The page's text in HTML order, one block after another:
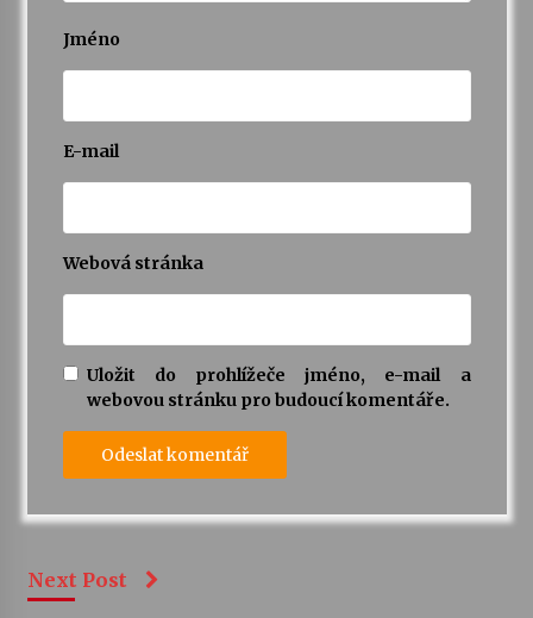
Jméno
E-mail
Webová stránka
Uložit do prohlížeče jméno, e-mail a
webovou stránku pro budoucí komentáře.
Next Post